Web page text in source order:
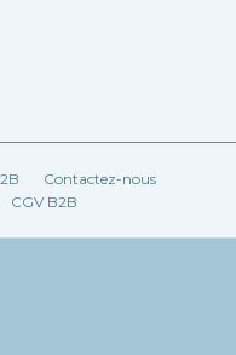
Contactez-nous
CGV B2B